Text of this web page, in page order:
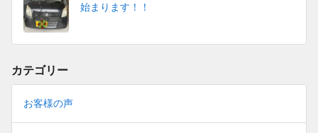
始まります！！
カテゴリー
お客様の声